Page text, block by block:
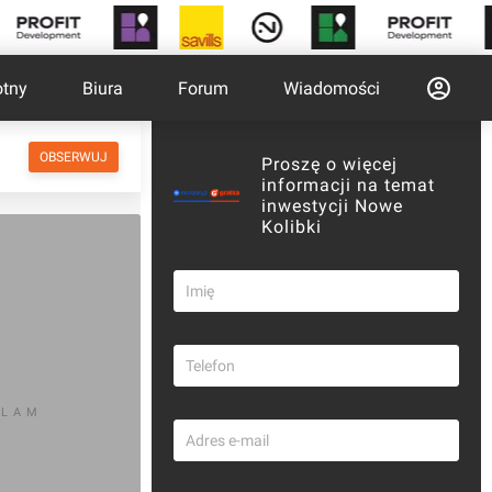
Biura Forum Wiadomości
OBSERWUJ
Proszę o więcej
informacji na temat
inwestycji Nowe
Kolibki